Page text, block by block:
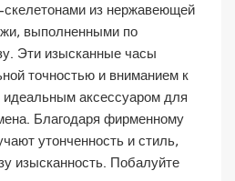
из нержавеющей
выполненными по
Эти изысканные часы
точностью и вниманием к
идеальным аксессуаром для
Благодаря фирменному
утонченность и стиль,
изысканность. Побалуйте